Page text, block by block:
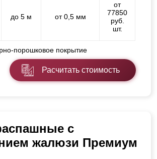
до 5 м от 0,5 мм
от
77850
руб.
шт.
порошковое покрытие
Расчитать стоимость
с
жалюзи Премиум